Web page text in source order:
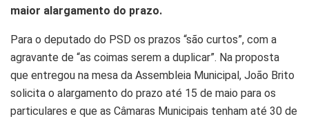
maior alargamento do prazo.
Para o deputado do PSD os prazos “são curtos”, com a
agravante de “as coimas serem a duplicar”. Na proposta
que entregou na mesa da Assembleia Municipal, João Brito
solicita o alargamento do prazo até 15 de maio para os
particulares e que as Câmaras Municipais tenham até 30 de